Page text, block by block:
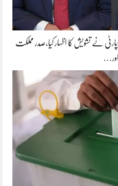
نے تشویش کا اظہار کیا،صدر مملکت
اور…